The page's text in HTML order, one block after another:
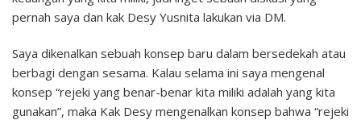
pernah saya dan kak Desy Yusnita lakukan via DM.
Saya dikenalkan sebuah konsep baru dalam bersedekah atau
berbagi dengan sesama. Kalau selama ini saya mengenal
konsep “rejeki yang benar-benar kita miliki adalah yang kita
gunakan”, maka Kak Desy mengenalkan konsep bahwa “rejeki